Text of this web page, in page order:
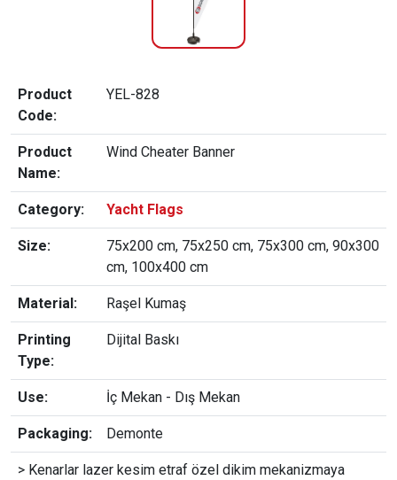
Product
Code:
YEL-828
Product
Name:
Wind Cheater Banner
Category: Yacht Flags
Size:
75x200 cm, 75x250 cm, 75x300 cm, 90x300
cm, 100x400 cm
Material: Raşel Kumaş
Printing
Type:
Dijital Baskı
Use: İç Mekan - Dış Mekan
Packaging: Demonte
> Kenarlar lazer kesim etraf özel dikim mekanizmaya